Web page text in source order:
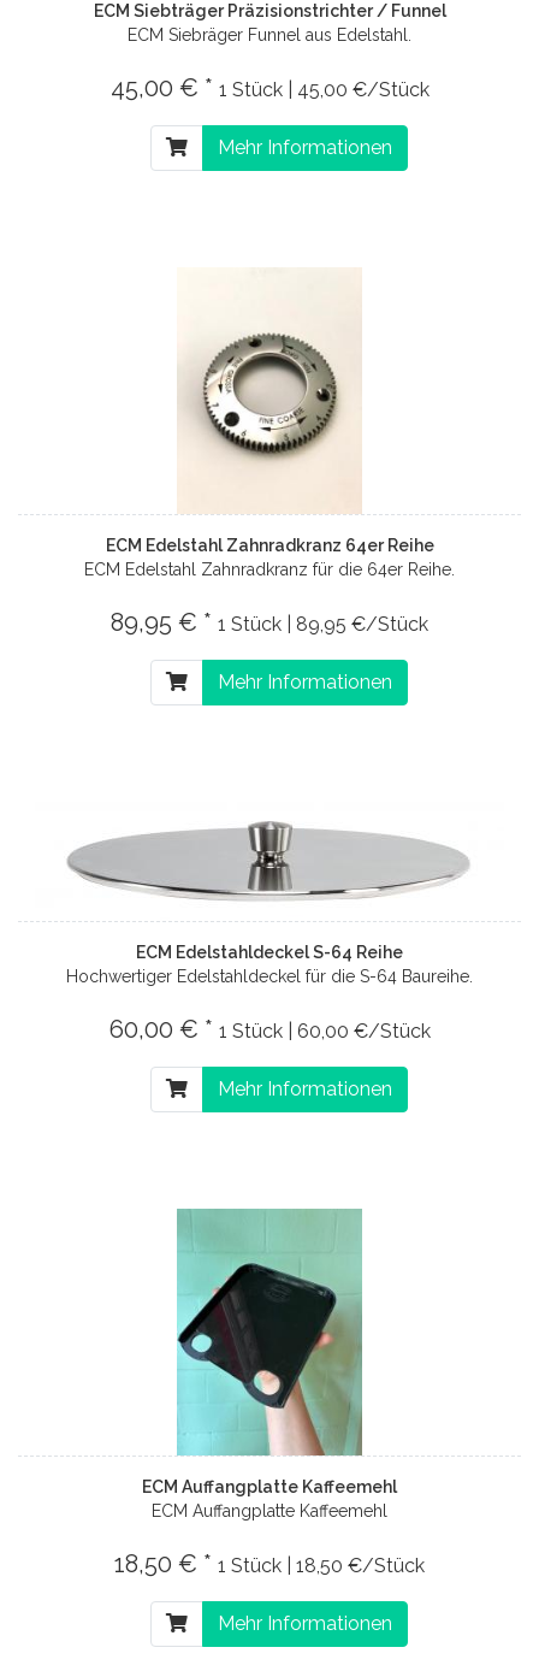
ECM Siebträger Präzisionstrichter / Funnel
ECM Siebräger Funnel aus Edelstahl.
45,00 € * 1 Stück | 45,00 €/Stück
Mehr Informationen
ECM Edelstahl Zahnradkranz 64er Reihe
ECM Edelstahl Zahnradkranz für die 64er Reihe.
89,95 € * 1 Stück | 89,95 €/Stück
Mehr Informationen
ECM Edelstahldeckel S-64 Reihe
Hochwertiger Edelstahldeckel für die S-64 Baureihe.
60,00 € * 1 Stück | 60,00 €/Stück
Mehr Informationen
ECM Auffangplatte Kaffeemehl
ECM Auffangplatte Kaffeemehl
18,50 € * 1 Stück | 18,50 €/Stück
Mehr Informationen